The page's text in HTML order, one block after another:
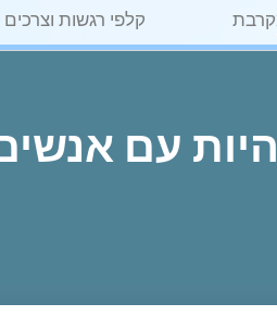
קלפי רגשות וצרכים
עם